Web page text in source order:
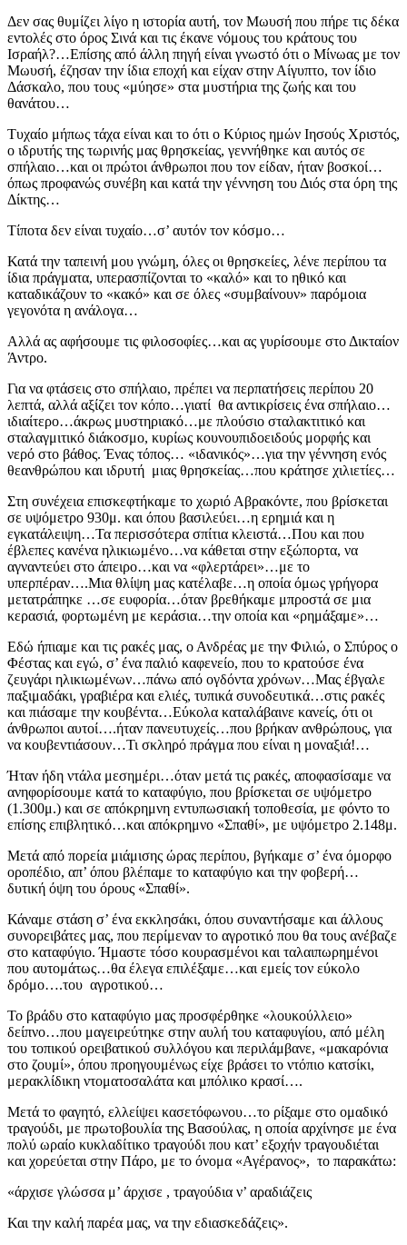
Δεν σας θυμίζει λίγο η ιστορία αυτή, τον Μωυσή που πήρε τις δέκα
εντολές στο όρος Σινά και τις έκανε νόμους του κράτους του
Ισραήλ?…Επίσης από άλλη πηγή είναι γνωστό ότι ο Μίνωας με τον
Μωυσή, έζησαν την ίδια εποχή και είχαν στην Αίγυπτο, τον ίδιο
Δάσκαλο, που τους «μύησε» στα μυστήρια της ζωής και του
θανάτου…
Τυχαίο μήπως τάχα είναι και το ότι ο Κύριος ημών Ιησούς Χριστός,
ο ιδρυτής της τωρινής μας θρησκείας, γεννήθηκε και αυτός σε
σπήλαιο…και οι πρώτοι άνθρωποι που τον είδαν, ήταν βοσκοί…
όπως προφανώς συνέβη και κατά την γέννηση του Διός στα όρη της
Δίκτης…
Τίποτα δεν είναι τυχαίο…σ’ αυτόν τον κόσμο…
Κατά την ταπεινή μου γνώμη, όλες οι θρησκείες, λένε περίπου τα
ίδια πράγματα, υπερασπίζονται το «καλό» και το ηθικό και
καταδικάζουν το «κακό» και σε όλες «συμβαίνουν» παρόμοια
γεγονότα η ανάλογα…
Αλλά ας αφήσουμε τις φιλοσοφίες…και ας γυρίσουμε στο Δικταίον
Άντρο.
Για να φτάσεις στο σπήλαιο, πρέπει να περπατήσεις περίπου 20
λεπτά, αλλά αξίζει τον κόπο…γιατί θα αντικρίσεις ένα σπήλαιο…
ιδιαίτερο…άκρως μυστηριακό…με πλούσιο σταλακτιτικό και
σταλαγμιτικό διάκοσμο, κυρίως κουνουπιδοειδούς μορφής και
νερό στο βάθος. Ένας τόπος… «ιδανικός»…για την γέννηση ενός
θεανθρώπου και ιδρυτή μιας θρησκείας…που κράτησε χιλιετίες…
Στη συνέχεια επισκεφτήκαμε το χωριό Αβρακόντε, που βρίσκεται
σε υψόμετρο 930μ. και όπου βασιλεύει…η ερημιά και η
εγκατάλειψη…Τα περισσότερα σπίτια κλειστά…Που και που
έβλεπες κανένα ηλικιωμένο…να κάθεται στην εξώπορτα, να
αγναντεύει στο άπειρο…και να «φλερτάρει»…με το
υπερπέραν….Μια θλίψη μας κατέλαβε…η οποία όμως γρήγορα
μετατράπηκε …σε ευφορία…όταν βρεθήκαμε μπροστά σε μια
κερασιά, φορτωμένη με κεράσια…την οποία και «ρημάξαμε»…
Εδώ ήπιαμε και τις ρακές μας, ο Ανδρέας με την Φιλιώ, ο Σπύρος ο
Φέστας και εγώ, σ’ ένα παλιό καφενείο, που το κρατούσε ένα
ζευγάρι ηλικιωμένων…πάνω από ογδόντα χρόνων…Μας έβγαλε
παξιμαδάκι, γραβιέρα και ελιές, τυπικά συνοδευτικά…στις ρακές
και πιάσαμε την κουβέντα…Εύκολα καταλάβαινε κανείς, ότι οι
άνθρωποι αυτοί….ήταν πανευτυχείς…που βρήκαν ανθρώπους, για
να κουβεντιάσουν…Τι σκληρό πράγμα που είναι η μοναξιά!…
Ήταν ήδη ντάλα μεσημέρι…όταν μετά τις ρακές, αποφασίσαμε να
ανηφορίσουμε κατά το καταφύγιο, που βρίσκεται σε υψόμετρο
(1.300μ.) και σε απόκρημνη εντυπωσιακή τοποθεσία, με φόντο το
επίσης επιβλητικό…και απόκρημνο «Σπαθί», με υψόμετρο 2.148μ.
Μετά από πορεία μιάμισης ώρας περίπου, βγήκαμε σ’ ένα όμορφο
οροπέδιο, απ’ όπου βλέπαμε το καταφύγιο και την φοβερή…
δυτική όψη του όρους «Σπαθί».
Κάναμε στάση σ’ ένα εκκλησάκι, όπου συναντήσαμε και άλλους
συνορειβάτες μας, που περίμεναν το αγροτικό που θα τους ανέβαζε
στο καταφύγιο. Ήμαστε τόσο κουρασμένοι και ταλαιπωρημένοι
που αυτομάτως…θα έλεγα επιλέξαμε…και εμείς τον εύκολο
δρόμο….του αγροτικού…
Το βράδυ στο καταφύγιο μας προσφέρθηκε «λουκούλλειο»
δείπνο…που μαγειρεύτηκε στην αυλή του καταφυγίου, από μέλη
του τοπικού ορειβατικού συλλόγου και περιλάμβανε, «μακαρόνια
στο ζουμί», όπου προηγουμένως είχε βράσει το ντόπιο κατσίκι,
μερακλίδικη ντοματοσαλάτα και μπόλικο κρασί….
Μετά το φαγητό, ελλείψει κασετόφωνου…το ρίξαμε στο ομαδικό
τραγούδι, με πρωτοβουλία της Βασούλας, η οποία αρχίνησε με ένα
πολύ ωραίο κυκλαδίτικο τραγούδι που κατ’ εξοχήν τραγουδιέται
και χορεύεται στην Πάρο, με το όνομα «Αγέρανος», το παρακάτω:
«άρχισε γλώσσα μ’ άρχισε , τραγούδια ν’ αραδιάζεις
Και την καλή παρέα μας, να την εδιασκεδάζεις».